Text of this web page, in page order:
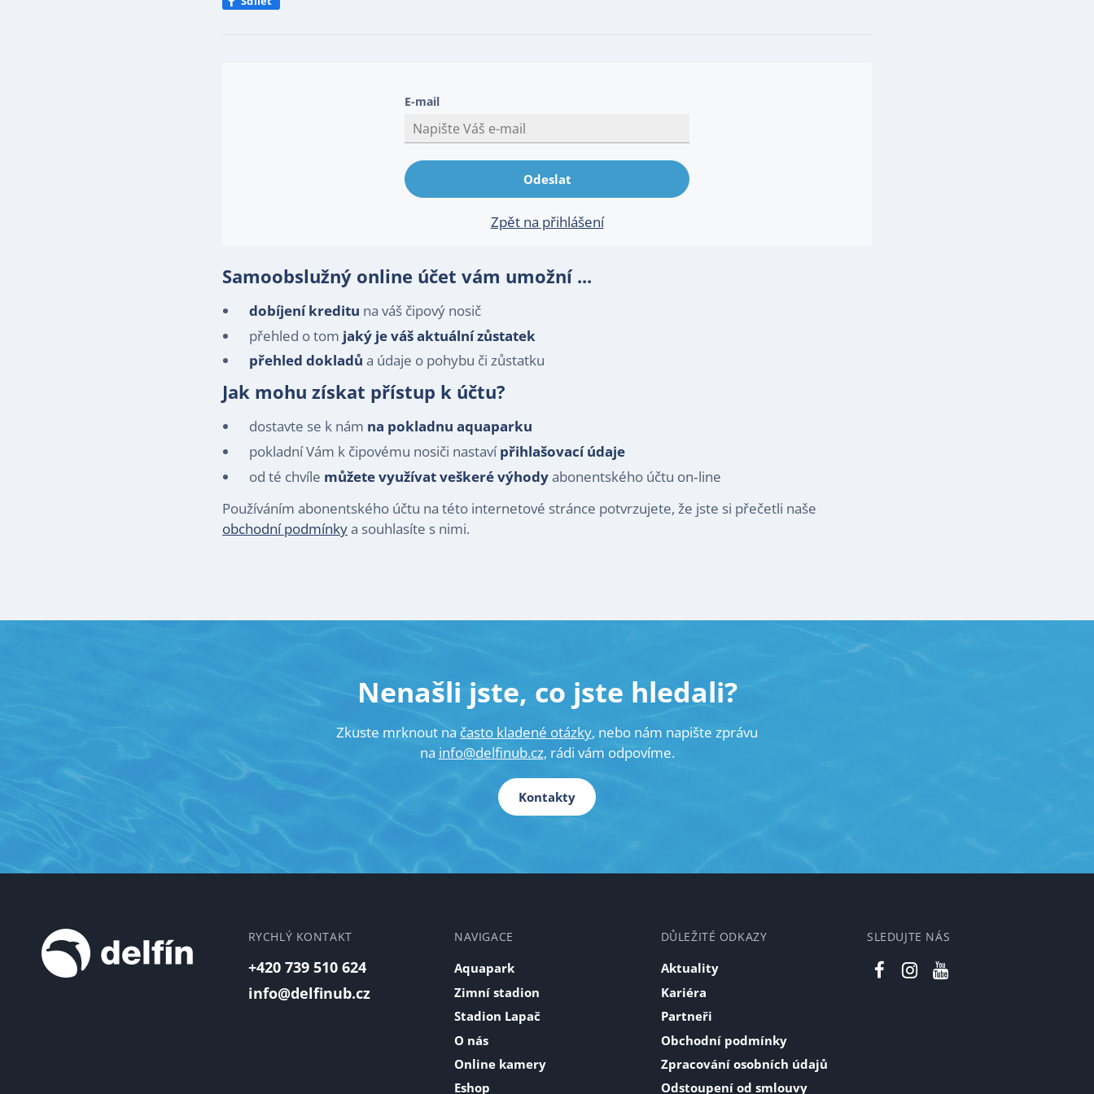
E-mail
Zpět na přihlášení
Samoobslužný online účet vám umožní ...
dobíjení kreditu na váš čipový nosič
přehled o tom jaký je váš aktuální zůstatek
přehled dokladů a údaje o pohybu či zůstatku
Jak mohu získat přístup k účtu?
dostavte se k nám na pokladnu aquaparku
pokladní Vám k čipovému nosiči nastavípřihlašovací údaje
od té chvíle můžete využívat veškeré výhodyabonentského účtu on‑line
Používáním abonentského účtu na této internetové stránce potvrzujete, že jste si přečetli naše
obchodní podmínkya souhlasíte s nimi.
Nenašli jste, co jste hledali?
Zkuste mrknout na často kladené otázky, nebo nám napište zprávu
na info@delfinub.cz, rádi vám odpovíme.
Kontakty
RYCHLÝ KONTAKT
+420 739 510 624
info@delfinub.cz
NAVIGACE
Aquapark
Zimní stadion
Stadion Lapač
O nás
Online kamery
Eshop
DŮLEŽITÉ ODKAZY
Aktuality
Kariéra
Partneři
Obchodní podmínky
Zpracování osobních údajů
Odstoupení od smlouvy
SLEDUJTE NÁS